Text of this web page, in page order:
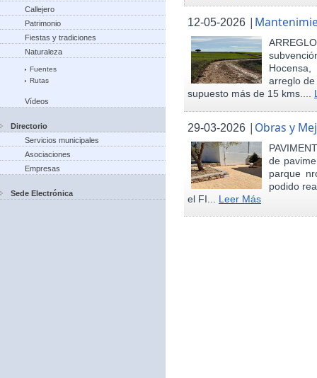
Callejero
Patrimonio
Fiestas y tradiciones
Naturaleza
Fuentes
Rutas
Vídeos
Directorio
Servicios municipales
Asociaciones
Empresas
Sede Electrónica
12-05-2026 |
arreglo
supuesto más de 15 kms....
29-03-2026 | Obras y
de
parque
podido
el FI... Leer Más